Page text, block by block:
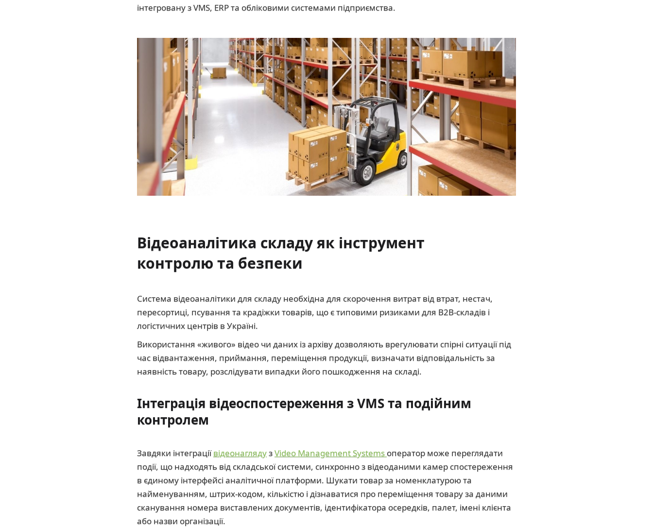
інтегровану з VMS, ERP та обліковими системами підприємства.
Відеоаналітика складу як інструмент
контролю та безпеки
Система відеоаналітики для складу необхідна для скорочення витрат від втрат, нестач,
пересортиці, псування та крадіжки товарів, що є типовими ризиками для B2B-складів і
логістичних центрів в Україні.
Використання «живого» відео чи даних із архіву дозволяють врегулювати спірні ситуації під
час відвантаження, приймання, переміщення продукції, визначати відповідальність за
наявність товару, розслідувати випадки його пошкодження на складі.
Інтеграція відеоспостереження з VMS та подійним
контролем
Завдяки інтеграціївідеонаглядузVideo Management Systems оператор може переглядати
події, що надходять від складської системи, синхронно з відеоданими камер спостереження
в єдиному інтерфейсі аналітичної платформи. Шукати товар за номенклатурою та
найменуванням, штрих-кодом, кількістю і дізнаватися про переміщення товару за даними
сканування номера виставлених документів, ідентифікатора осередків, палет, імені клієнта
або назви організації.